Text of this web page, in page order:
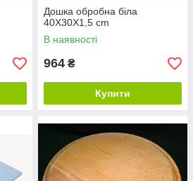
Дошка обробна біла
40X30X1,5 cm
В наявності
964 ₴
Купити